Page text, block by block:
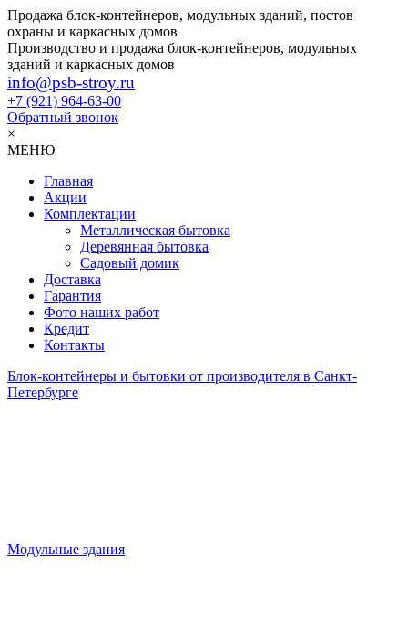
Продажа блок-контейнеров, модульных зданий, постов
охраны и каркасных домов
Производство и продажа блок-контейнеров, модульных
зданий и каркасных домов
info@psb-stroy.ru
+7 (921) 964-63-00
Обратный звонок
×
МЕНЮ
Главная
Акции
Комплектации
Металлическая бытовка
Деревянная бытовка
Садовый домик
Доставка
Гарантия
Фото наших работ
Кредит
Контакты
Блок-контейнеры и бытовки от производителя в Санкт-
Петербурге
Модульные здания